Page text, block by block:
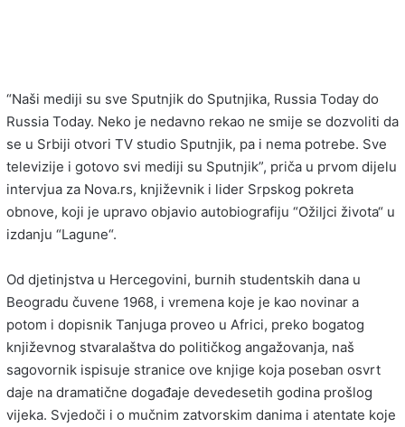
“Naši mediji su sve Sputnjik do Sputnjika, Russia Today do
Russia Today. Neko je nedavno rekao ne smije se dozvoliti da
se u Srbiji otvori TV studio Sputnjik, pa i nema potrebe. Sve
televizije i gotovo svi mediji su Sputnjik”, priča u prvom dijelu
intervjua za Nova.rs, književnik i lider Srpskog pokreta
obnove, koji je upravo objavio autobiografiju “Ožiljci života“ u
izdanju “Lagune“.
Od djetinjstva u Hercegovini, burnih studentskih dana u
Beogradu čuvene 1968, i vremena koje je kao novinar a
potom i dopisnik Tanjuga proveo u Africi, preko bogatog
književnog stvaralaštva do političkog angažovanja, naš
sagovornik ispisuje stranice ove knjige koja poseban osvrt
daje na dramatične događaje devedesetih godina prošlog
vijeka. Svjedoči i o mučnim zatvorskim danima i atentate koje